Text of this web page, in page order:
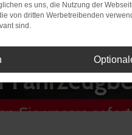
Sie unsere
es uns, die Nutzung der
von dritten Werbetreibenden
sind.